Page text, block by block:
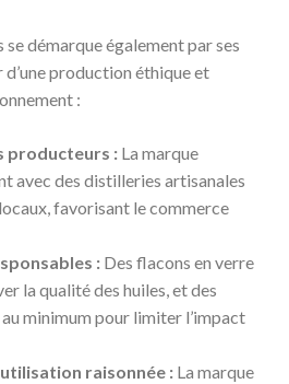
se démarque également par ses
production éthique et
:
producteurs : La marque
avec des distilleries artisanales
favorisant le commerce
: Des flacons en verre
la qualité des huiles, et des
minimum pour limiter l’impact
raisonnée : La marque